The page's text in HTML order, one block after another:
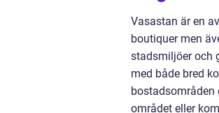
Vasastan är en
boutiquer men
stadsmiljöer och
med både bred
bostadsområden
området eller